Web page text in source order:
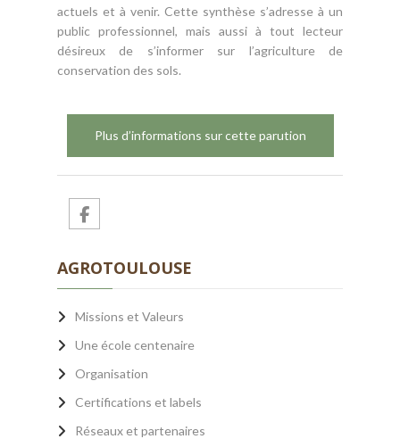
actuels et à venir. Cette synthèse s’adresse à un
public professionnel, mais aussi à tout lecteur
désireux de s’informer sur l’agriculture de
conservation des sols.
Plus d’informations sur cette parution
AGROTOULOUSE
Missions et Valeurs
Une école centenaire
Organisation
Certifications et labels
Réseaux et partenaires